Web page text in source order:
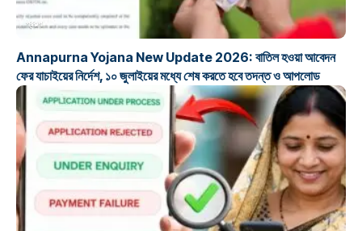
প্রকল্প
Annapurna Yojana New Update 2026: বাতিল হওয়া আবেদন
ফের যাচাইয়ের নির্দেশ, ১০ জুলাইয়ের মধ্যে শেষ করতে হবে তদন্ত ও আপলোড